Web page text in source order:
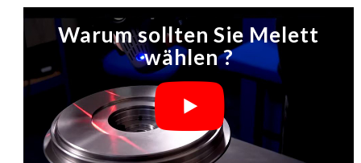
Warum sollten Sie Melett
wählen ?